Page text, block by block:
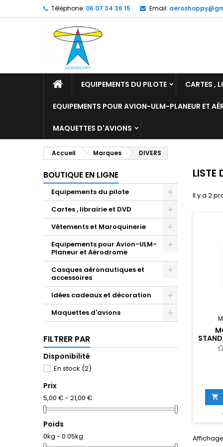
Téléphone: 06 07 34 36 15 Email:
EQUIPEMENTS DU PILOTE CARTES ,
EQUIPEMENTS POUR AVION-ULM-PLANEUR ET
MAQUETTES D'AVIONS
Accueil Marques DIVERS
BOUTIQUE EN LIGNE
Equipements du pilote
Cartes , librairie et DVD
Vêtements et Maroquinerie
Equipements pour Avion-ULM-
Planeur et Aérodrome
Casques aéronautiques et
accessoires
Idées cadeaux et décoration
Maquettes d'avions
FILTRER PAR
Disponibilité
En stock (2)
Prix
5,00 € - 21,00 €
Poids
0kg - 0.05kg
LISTE
Il y a 2
